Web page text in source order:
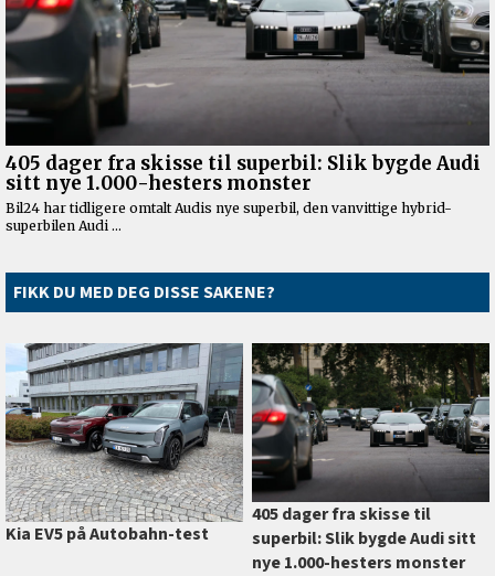
FIKK DU MED DEG DISSE SAKENE?
Kia EV5 på Autobahn-test
405 dager fra skisse til
superbil: Slik bygde Audi sitt
nye 1.000-hesters monster